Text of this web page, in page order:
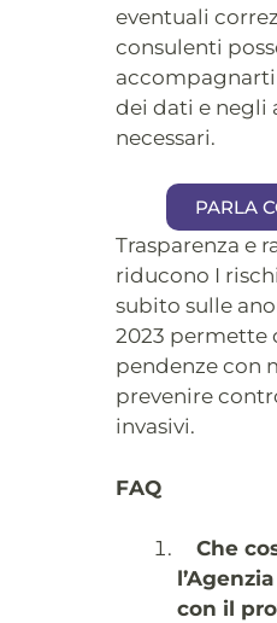
eventuali
consulenti
accompagnarti
dei dati e negli
necessari.
PARLA
Trasparenza e
riducono I
subito sulle
2023 permette
pendenze con
prevenire
invasivi.
FAQ
Che
con il